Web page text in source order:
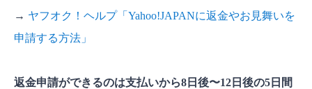
→ ヤフオク！ヘルプ「Yahoo!JAPANに返金やお見舞いを
申請する方法」
返金申請ができるのは支払いから8日後〜12日後の5日間